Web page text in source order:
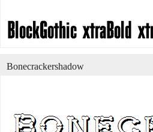
Bonecrackershadow